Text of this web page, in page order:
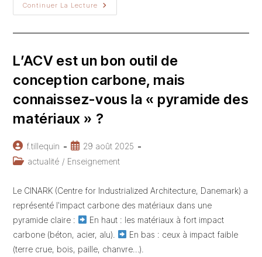
Continuer La Lecture
Lab
–
L’ACV est un bon outil de
conception carbone, mais
connaissez-vous la « pyramide des
matériaux » ?
Auteur/autrice
de
f.tillequin
Publication
publiée :
29 août 2025
Post actualité / Enseignement
Le CINARK (Centre for Industrialized Architecture, Danemark) a
représenté l'impact carbone des matériaux dans une
pyramide claire :
En haut : les matériaux à fort impact
carbone (béton, acier, alu).
En bas : ceux à impact faible
(terre crue, bois, paille, chanvre…).